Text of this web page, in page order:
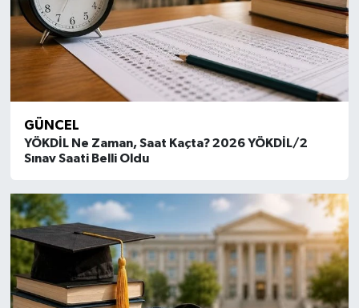
GÜNCEL
YÖKDİL Ne Zaman, Saat Kaçta? 2026 YÖKDİL/2
Sınav Saati Belli Oldu